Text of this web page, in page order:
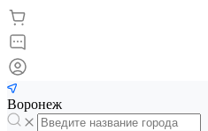
Воронеж